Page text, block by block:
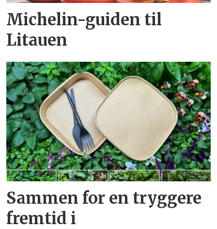
Michelin-guiden til
Litauen
Sammen for en tryggere
fremtid i